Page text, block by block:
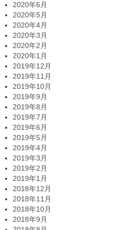
2020年6月
2020年5月
2020年4月
2020年3月
2020年2月
2020年1月
2019年12月
2019年11月
2019年10月
2019年9月
2019年8月
2019年7月
2019年6月
2019年5月
2019年4月
2019年3月
2019年2月
2019年1月
2018年12月
2018年11月
2018年10月
2018年9月